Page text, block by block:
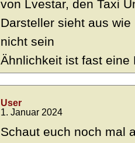
von Lvestar, den Taxi
Darsteller sieht aus
nicht sein
Ähnlichkeit ist fast eine
User
1. Januar 2024
Schaut euch noch mal